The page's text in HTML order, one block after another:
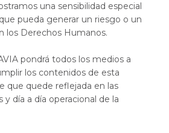
una sensibilidad especial
pueda generar un riesgo o un
los Derechos Humanos.
pondrá todos los medios a
los contenidos de esta
que quede reflejada en las
día a día operacional de la